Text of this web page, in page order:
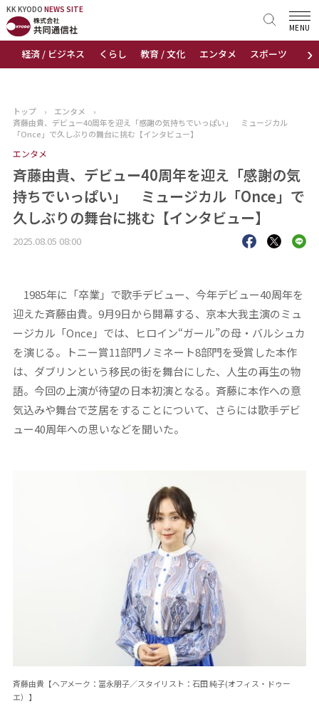
KK KYODO NEWS SITE
›
経済 / ビジネス くらし 教育 / 文化 エンタメ スポーツ 地域
MENU
KK KYODONEWS SITE
トップページ
ニュース
おすすめコンテンツ
出版物
会社概要
トップ › エンタメ
›
斉藤由貴、デビュー40周年を迎え「感謝の気持ちでいっぱい」 ミュージカル
「Once」で久しぶりの舞台に挑む【インタビュー】
エンタメ
斉藤由貴、デビュー40周年を迎え「感謝の気
持ちでいっぱい」 ミュージカル「Once」で
久しぶりの舞台に挑む【インタビュー】
2025.08.05 08:00
1985年に「卒業」で歌手デビュー、今年デビュー40周年を
迎えた斉藤由貴。9月9日から開幕する、京本大我主演のミュ
ージカル「Once」では、ヒロイン“ガール”の母・バルシュカ
を演じる。トニー賞11部門ノミネート8部門を受賞した本作
は、ダブリンという移民の街を舞台にした、人生の再生の物
語。今回の上演が待望の日本初演となる。斉藤に本作への意
気込みや舞台で芝居をすることについて、さらには歌手デビ
ュー40周年への思いなどを聞いた。
斉藤由貴【ヘアメーク：冨永朋子／スタイリスト：石田 純子(オフィス・ドゥー
エ）】